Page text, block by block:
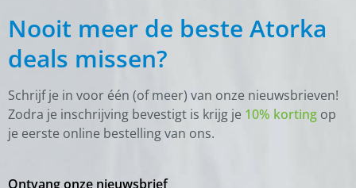
Nooit meer de beste Atorka
deals missen?
Schrijf je in voor één (of meer) van onze nieuwsbrieven!
Zodra je inschrijving bevestigt is krijg je 10% korting op
je eerste online bestelling van ons.
Ontvang onze nieuwsbrief